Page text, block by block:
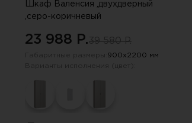
Шкаф Валенсия ,двухдверный
,серо-коричневый
23 988 P.
900х2200 мм